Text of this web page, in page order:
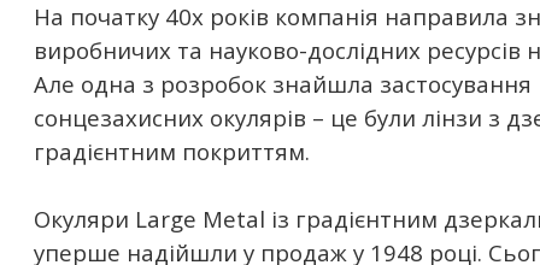
На початку 40х років компанія направила
виробничих та науково-дослідних
Але одна з розробок знайшла застосування
сонцезахисних окулярів – це були лінзи з
градієнтним покриттям.
Окуляри Large Metal із градієнтним
уперше надійшли у продаж у 1948 році.